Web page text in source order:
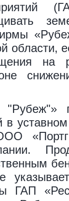
области,
на
в
ГАП